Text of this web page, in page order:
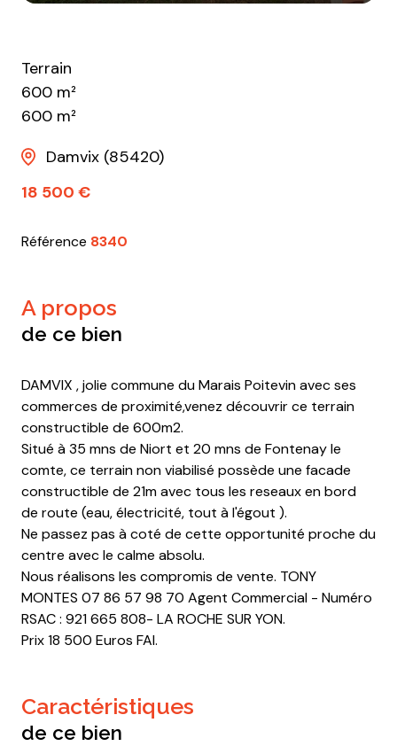
Terrain
600 m²
600 m²
Damvix (85420)
18 500 €
Référence 8340
a propos
de ce bien
DAMVIX , jolie commune du Marais Poitevin avec ses
commerces de proximité,venez découvrir ce terrain
constructible de 600m2.
Situé à 35 mns de Niort et 20 mns de Fontenay le
comte, ce terrain non viabilisé possède une facade
constructible de 21m avec tous les reseaux en bord
de route (eau, électricité, tout à l'égout ).
Ne passez pas à coté de cette opportunité proche du
centre avec le calme absolu.
Nous réalisons les compromis de vente. TONY
MONTES 07 86 57 98 70 Agent Commercial - Numéro
RSAC : 921 665 808- LA ROCHE SUR YON.
Prix 18 500 Euros FAI.
caractéristiques
de ce bien